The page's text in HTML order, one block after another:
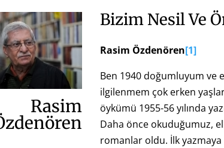
Rasim
Bizim Nesil Ve
Rasim Özdenören[1]
Ben 1940 doğumluyum ve
ilgilenmem çok erken
öykümü 1955-56 yılında
Daha önce okuduğumuz,
romanlar oldu. İlk yazmaya